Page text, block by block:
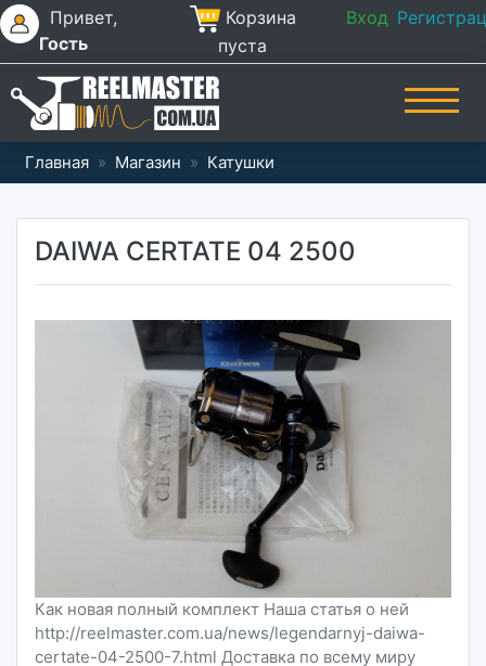
Привет,
Гость
Корзина
пуста
Вход
Главная » Магазин » Катушки
DAIWA CERTATE 04 2500
Как новая полный комплект Наша статья о ней
http://reelmaster.com.ua/news/legendarnyj-daiwa-
certate-04-2500-7.html Доставка по всему миру